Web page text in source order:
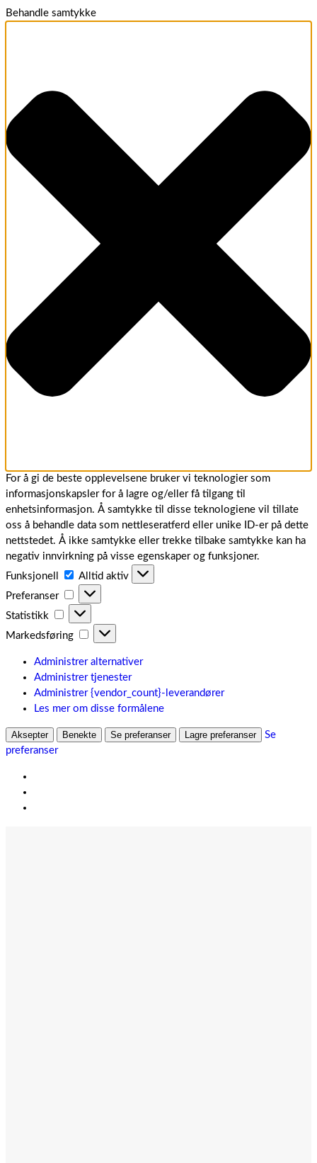
Behandle samtykke
For å gi de beste opplevelsene bruker vi teknologier som
informasjonskapsler for å lagre og/eller få tilgang til
enhetsinformasjon. Å samtykke til disse teknologiene vil tillate
oss å behandle data som nettleseratferd eller unike ID-er på dette
nettstedet. Å ikke samtykke eller trekke tilbake samtykke kan ha
negativ innvirkning på visse egenskaper og funksjoner.
Funksjonell
Funksjonell
Alltid aktiv
Preferanser
Preferanser
Statistikk Statistikk
Markedsføring Markedsføring
Administrer alternativer
Administrer tjenester
Administrer {vendor_count}-leverandører
Les mer om disse formålene
Aksepter Benekte Se preferanser Lagre preferanser
Se
preferanser